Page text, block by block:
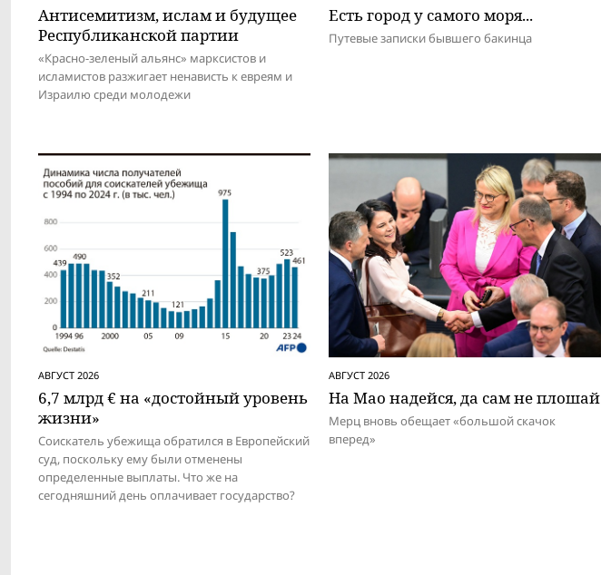
Антисемитизм, ислам и будущее
Респуб­ликанской партии
«Красно-зеленый альянс» марксистов и
исламистов разжигает ненависть к евреям и
Израилю среди молодежи
Есть город у самого моря...
Путевые записки бывшего бакинца
АВГУСТ 2026
6,7 млрд € на «достойный уровень
жизни»
Соискатель убежища обратился в Европейский
суд, поскольку ему были отменены
определенные выплаты. Что же на
сегодняшний день оплачивает государство?
АВГУСТ 2026
На Мао надейся, да сам не плошай
Мерц вновь обещает «большой скачок
вперед»